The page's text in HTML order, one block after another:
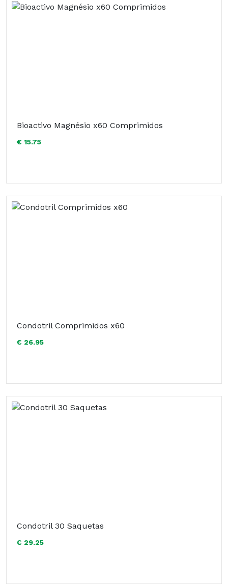
Bioactivo Magnésio x60 Comprimidos
€ 15.75
Condotril Comprimidos x60
€ 26.95
Condotril 30 Saquetas
€ 29.25